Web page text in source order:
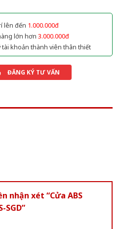
lên đến 1.000.000đ
lớn hơn 3.000.000đ
khoản thành viên thân thiết
ĐĂNG KÝ TƯ VẤN
nhận xét “Cửa ABS
SGD”